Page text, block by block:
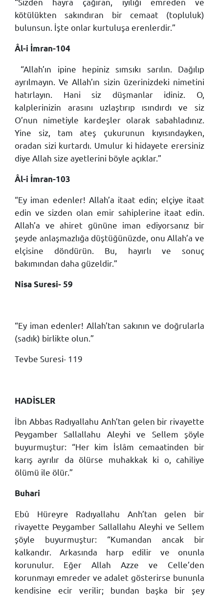
kötülükten sakındıran bir cemaat (topluluk)
bulunsun. İşte onlar kurtuluşa erenlerdir.”
Âl-i İmran-104
“Allah’ın ipine hepiniz sımsıkı sarılın. Dağılıp
ayrılmayın. Ve Allah’ın sizin üzerinizdeki nimetini
hatırlayın. Hani siz düşmanlar idiniz. O,
kalplerinizin arasını uzlaştırıp ısındırdı ve siz
O’nun nimetiyle kardeşler olarak sabahladınız.
Yine siz, tam ateş çukurunun kıyısındayken,
oradan sizi kurtardı. Umulur ki hidayete erersiniz
diye Allah size ayetlerini böyle açıklar.”
Âl-i İmran-103
“Ey iman edenler! Allah’a itaat edin; elçiye itaat
edin ve sizden olan emir sahiplerine itaat edin.
Allah’a ve ahiret gününe iman ediyorsanız bir
şeyde anlaşmazlığa düştüğünüzde, onu Allah’a ve
elçisine döndürün. Bu, hayırlı ve sonuç
bakımından daha güzeldir.”
Nisa Suresi- 59
“Ey iman edenler! Allah’tan sakının ve doğrularla
(sadık) birlikte olun.”
Tevbe Suresi- 119
HADİSLER
İbn Abbas Radıyallahu Anh’tan gelen bir rivayette
Peygamber Sallallahu Aleyhi ve Sellem şöyle
buyurmuştur: “Her kim İslâm cemaatinden bir
karış ayrılır da ölürse muhakkak ki o, cahiliye
ölümü ile ölür.”
Buhari
Ebû Hüreyre Radıyallahu Anh’tan gelen bir
rivayette Peygamber Sallallahu Aleyhi ve Sellem
şöyle buyurmuştur: “Kumandan ancak bir
kalkandır. Arkasında harp edilir ve onunla
korunulur. Eğer Allah Azze ve Celle’den
korunmayı emreder ve adalet gösterirse bununla
kendisine ecir verilir; bundan başka bir şey